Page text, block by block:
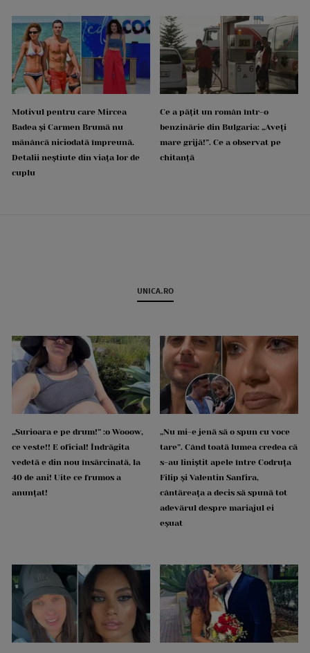
Motivul pentru care Mircea
Badea și Carmen Brumă nu
mănâncă niciodată împreună.
Detalii neștiute din viața lor de
cuplu
Ce a pățit un român într-o
benzinărie din Bulgaria: „Aveți
mare grijă!”. Ce a observat pe
chitanță
UNICA.RO
„Surioara e pe drum!” :o Wooow,
ce veste!! E oficial! Îndrăgita
vedetă e din nou însărcinată, la
40 de ani! Uite ce frumos a
anunțat!
„Nu mi-e jenă să o spun cu voce
tare”. Când toată lumea credea că
s-au liniștit apele între Codruța
Filip și Valentin Sanfira,
cântăreața a decis să spună tot
adevărul despre mariajul ei
eșuat